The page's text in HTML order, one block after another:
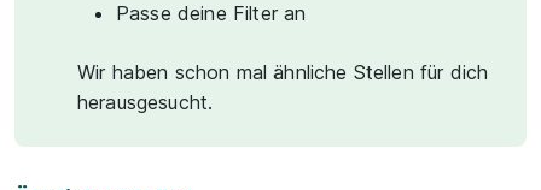
Passe deine Filter an
Wir haben schon mal ähnliche Stellen für dich
herausgesucht.